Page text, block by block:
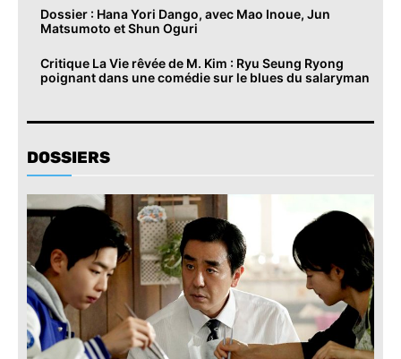
Dossier : Hana Yori Dango, avec Mao Inoue, Jun
Matsumoto et Shun Oguri
Critique La Vie rêvée de M. Kim : Ryu Seung Ryong
poignant dans une comédie sur le blues du salaryman
DOSSIERS